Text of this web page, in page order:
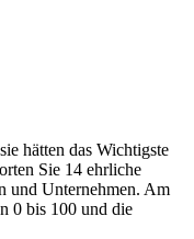
hätten das Wichtigste
Sie 14 ehrliche
und Unternehmen. Am
0 bis 100 und die